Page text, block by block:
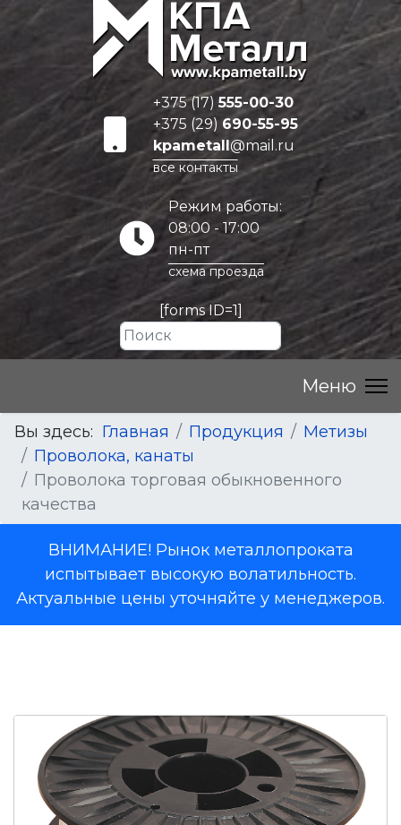
+375 (17)555-00-30
+375 (29) 690-55-95
kpametall@mail.ru
все контакты
Режим работы:
08:00 - 17:00
пн-пт
схема проезда
[forms ID=1]
Вы здесь: Главная Продукция
Метизы
Проволока, канаты
Проволока торговая обыкновенного
качества
ВНИМАНИЕ! Рынок металлопроката
испытывает высокую волатильность.
Актуальные цены уточняйте у менеджеров.